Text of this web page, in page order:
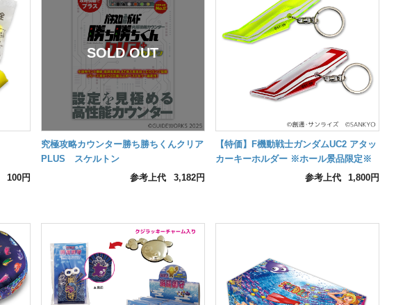
100円
究極攻略カウンター勝ち勝ちくんクリア
PLUS スケルトン
参考上代
3,182円
【特価】F機動戦士ガンダムUC2 アタッ
カーキーホルダー ※ホール景品限定※
参考上代
1,800円